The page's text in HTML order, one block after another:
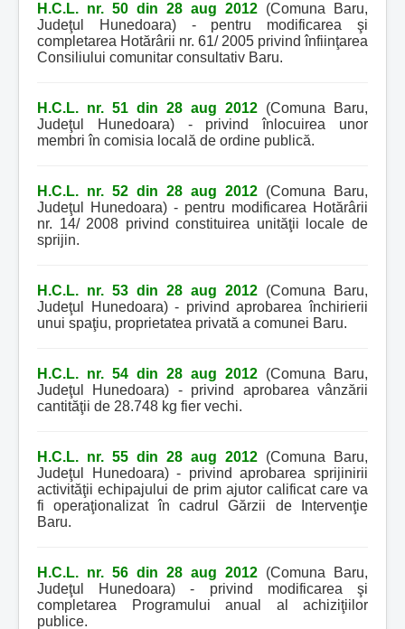
H.C.L. nr. 50 din 28 aug 2012 (Comuna Baru,
Judeţul Hunedoara) - pentru modificarea şi
completarea Hotărârii nr. 61/ 2005 privind înfiinţarea
Consiliului comunitar consultativ Baru.
H.C.L. nr. 51 din 28 aug 2012 (Comuna Baru,
Judeţul Hunedoara) - privind înlocuirea unor
membri în comisia locală de ordine publică.
H.C.L. nr. 52 din 28 aug 2012 (Comuna Baru,
Judeţul Hunedoara) - pentru modificarea Hotărârii
nr. 14/ 2008 privind constituirea unităţii locale de
sprijin.
H.C.L. nr. 53 din 28 aug 2012 (Comuna Baru,
Judeţul Hunedoara) - privind aprobarea închirierii
unui spaţiu, proprietatea privată a comunei Baru.
H.C.L. nr. 54 din 28 aug 2012 (Comuna Baru,
Judeţul Hunedoara) - privind aprobarea vânzării
cantităţii de 28.748 kg fier vechi.
H.C.L. nr. 55 din 28 aug 2012 (Comuna Baru,
Judeţul Hunedoara) - privind aprobarea sprijinirii
activităţii echipajului de prim ajutor calificat care va
fi operaţionalizat în cadrul Gărzii de Intervenţie
Baru.
H.C.L. nr. 56 din 28 aug 2012 (Comuna Baru,
Judeţul Hunedoara) - privind modificarea şi
completarea Programului anual al achiziţiilor
publice.